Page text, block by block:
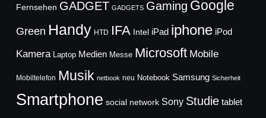
Fernsehen GADGET GADGETS Gaming Google
Green Handy HTD IFA Intel iPad iphone iPod
Kamera Laptop Medien Messe Microsoft Mobile
Mobiltelefon Musik netbook neu Notebook Samsung Sicherheit
Smartphone social network Sony Studie tablet